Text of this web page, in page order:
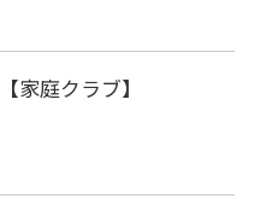
家庭クラブ】